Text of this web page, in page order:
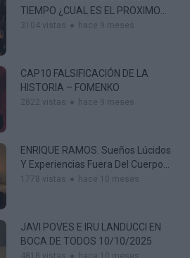
TIEMPO ¿CUAL ES EL PROXIMO
DESTINO DE LA NASA?
3104 vistas hace 9 meses
CAP10 FALSIFICACIÓN DE LA
HISTORIA – FOMENKO
2822 vistas hace 9 meses
ENRIQUE RAMOS. Sueños Lúcidos
Y Experiencias Fuera Del Cuerpo
(proyección Astral) A Voluntad.
1778 vistas hace 10 meses
JAVI POVES E IRU LANDUCCI EN
BOCA DE TODOS 10/10/2025
4818 vistas hace 10 meses